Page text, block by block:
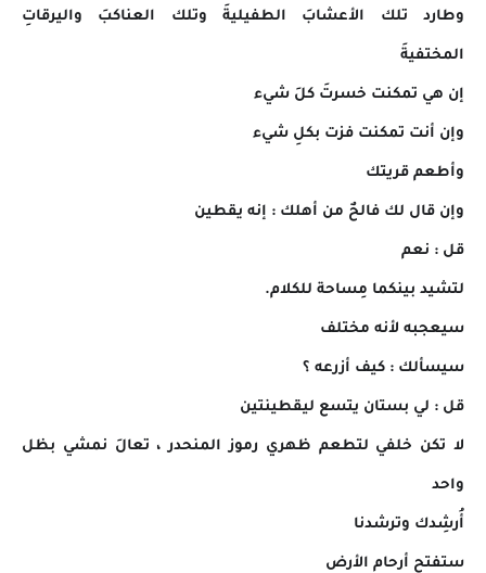
وطارد تلك الأعشابَ الطفيليةَ وتلك العناكبَ واليرقاتِ
المختفيةَ
إن هي تمكنت خسرتَ كلَ شيء
وإن أنت تمكنت فزت بكلِ شيء
وأطعم قريتك
وإن قال لك فالحٌ من أهلك : إنه يقطين
قل : نعم
لتشيد بينكما مِساحة للكلام.
سيعجبه لأنه مختلف
سيسألك : كيف أزرعه ؟
قل : لي بستان يتسع ليقطينتين
لا تكن خلفي لتطعم ظهري رموز المنحدر ، تعالَ نمشي بظل
واحد
أُرشِدك وترشدنا
ستفتح أرحام الأرض